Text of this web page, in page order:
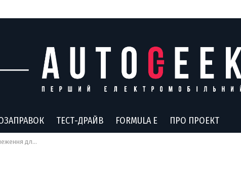
ТЕСТ-ДРАЙВ FORMULA E ПРО ПРОЕКТ
електромобілів